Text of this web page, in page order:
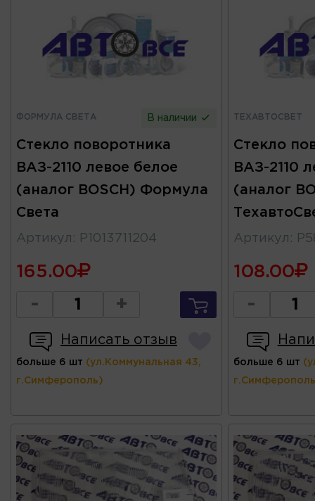
ФОРМУЛА СВЕТА В наличии
Стекло поворотника
ВАЗ-2110 левое белое
(аналог BOSCH) Формула
Света
Артикул : P1013711204
165.00
- +
Написать отзыв
больше 6 шт (ул.Коммунальная 43,
г.Симферополь)
ТЕХАВТОСВЕТ
Стекло
ВАЗ-2110
(аналог
Артикул :
108.00
-
больше 6 шт